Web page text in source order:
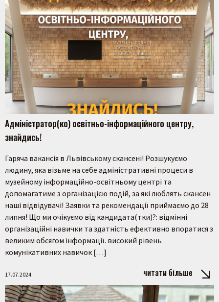
Адміністратор(ко) освітньо-інформаційного центру,
знайдись!
Гаряча вакансія в Львівському скансені! Розшукуємо
людину, яка візьме на себе адміністративні процеси в
музейному інформаційно-освітньому центрі та
допомагатиме з організацією подій, за які люблять скансен
наші відвідувачі! Заявки та рекомендації приймаємо до 28
липня! Що ми очікуємо від кандидата(тки)?: відмінні
організаційні навички та здатність ефективно впоратися з
великим обсягом інформації. високий рівень
комунікативних навичок […]
17.07.2024 читати більше